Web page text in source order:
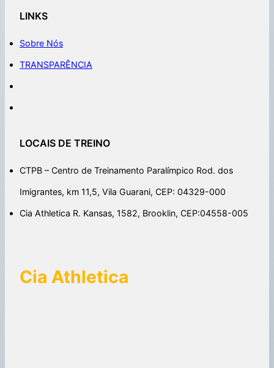
LINKS
Sobre Nós
TRANSPARÊNCIA
LOCAIS DE TREINO
CTPB – Centro de Treinamento Paralímpico Rod. dos
Imigrantes, km 11,5, Vila Guarani, CEP: 04329-000
Cia Athletica R. Kansas, 1582, Brooklin, CEP:04558-005
Cia Athletica